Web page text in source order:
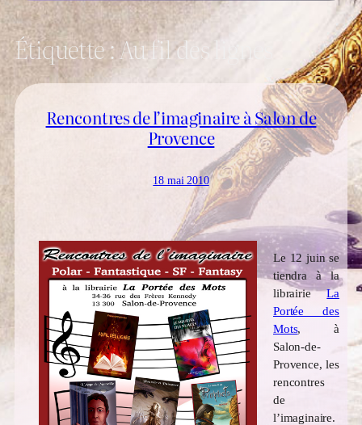
Étiquette :Au fil des lignes
Rencontres de l’imaginaire à Salon de
Provence
18 mai 2010
Le 12 juin se
tiendra à la
librairieLa
Portée des
Mots, à
Salon-de-
Provence, les
rencontres
de
l’imaginaire.